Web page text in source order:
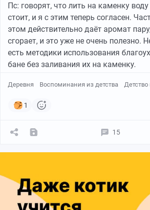
Пс: говорят, что лить на каменку
стоит, и я с этим теперь согласен.
этом действительно даёт аромат
сгорает, и это уже не очень полезно.
есть методики использования
бане без заливания их на каменку.
Деревня Воспоминания из детства
1
15